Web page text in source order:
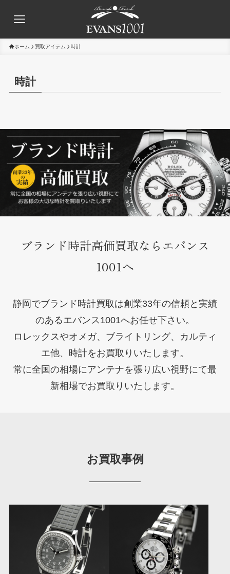
ホーム 買取アイテム 時計
時計
ブランド時計高価買取ならエバンス
1001へ
静岡でブランド時計買取は創業33年の信頼と実績
のあるエバンス1001へお任せ下さい。
ロレックスやオメガ、ブライトリング、カルティ
エ他、時計をお買取りいたします。
常に全国の相場にアンテナを張り広い視野にて最
新相場でお買取りいたします。
お買取事例